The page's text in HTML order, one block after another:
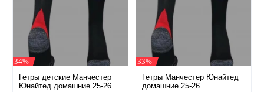
-34%
Гетры детские Манчестер
Юнайтед домашние 25-26
-33%
Гетры Манчестер Юнайтед
домашние 25-26